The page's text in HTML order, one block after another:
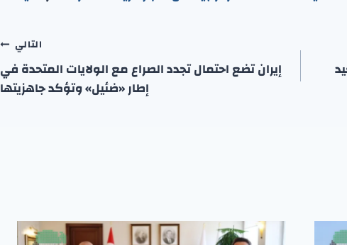
التالي
إيران تضع احتمال تجدد الصراع مع الولايات المتحدة في
إطار «ضئيل» وتؤكد جاهزيتها